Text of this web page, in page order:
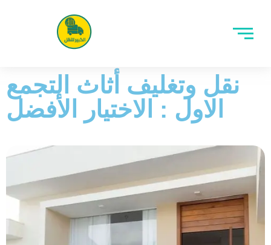
نقل وتغليف أثاث التجمع
الاول : الاختيار الأفضل